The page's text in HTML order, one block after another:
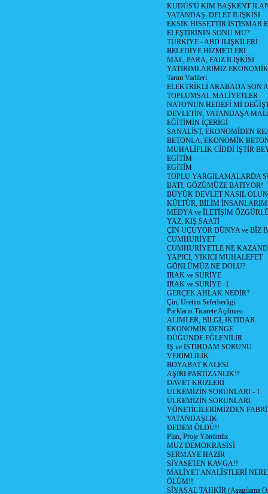
KUDÜS'Ü KİM BAŞKENT
VATANDAŞ, DELET İLİŞKİSİ
EKSİK HİSSETTİR İSTİSMAR
ELEŞTİRİNİN SONU MU?
TÜRKİYE - ABD İLİŞKİLERİ
BELEDİYE HİZMETLERİ
MAL, PARA, FAİZ İLİŞKİSİ
YATIRIMLARIMIZ
Tarım Vadileri
ELEKTRİKLİ ARABADA SON
TOPLUMSAL MALİYETLER
NATO'NUN HEDEFİ Mİ
DEVLETİN, VATANDAŞA
EĞİTİMİN İÇERİGİ
SANALİST, EKONOMİDEN
BETONLA, EKONOMİK
MUHALİFLİK CİDDİ İŞTİR
EGİTİM
EGİTİM
TOPLU YARGILAMALARDA
BATI, GÖZÜMÜZE BATIYOR!
BÜYÜK DEVLET NASIL
KÜLTÜR, BİLİM
MEDYA ve İLETİŞİM
YAZ, KIŞ SAATİ
ÇİN UÇUYOR DÜNYA ve BİZ
CUMHURİYET
CUMHURİYETLE NE
YAPICI, YIKICI MUHALEFET
GÖNLÜMÜZ NE DOLU?
IRAK ve SURİYE
IRAK ve SURİYE -1
GERÇEK AHLAK NEDİR?
Çin, Üretim Seferberligi
Parkların Ticarete Açılması
ALİMLER, BİLGİ, İKTİDAR
EKONOMİK DENGE
DÜĞÜNDE EĞLENİLİR
İŞ ve İSTİHDAM SORUNU
VERİMLİLİK
BOYABAT KALESİ
AŞIRI PARTİZANLIK!!
DAVET KRİZLERİ
ÜLKEMİZİN SORUNLARI - 1
ÜLKEMİZİN SORUNLARI
YÖNETİCİLERİMİZDEN
VATANDAŞLIK
DEDEM ÖLDÜ!!
Plan, Proje Yönümüz
MUZ DEMOKRASİSİ
SERMAYE HAZIR
SİYASETEN KAVGA!!
MALİYET ANALİSTLERİ
ÖLÜM!!
SİYASAL TAHKİR (Aşagılama